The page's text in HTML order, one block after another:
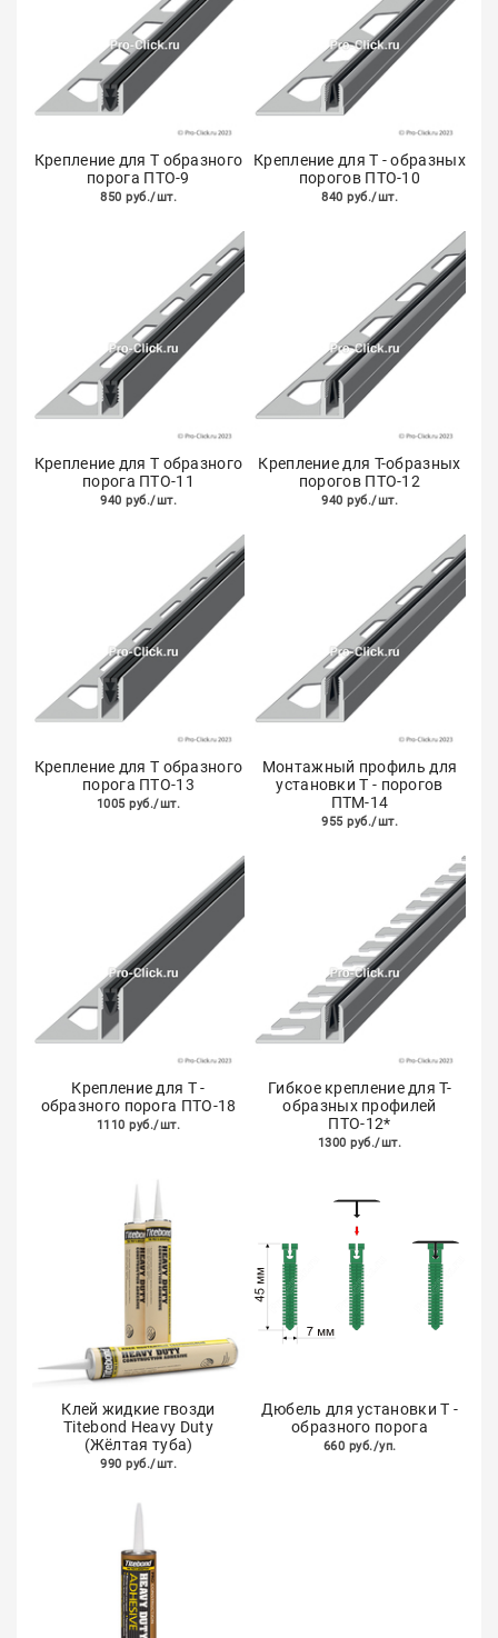
Крепление для Т образного
порога ПТО-9
850 руб./шт.
Крепление для Т - образных
порогов ПТО-10
840 руб./шт.
Крепление для Т образного
порога ПТО-11
940 руб./шт.
Крепление для Т-образных
порогов ПТО-12
940 руб./шт.
Крепление для Т образного
порога ПТО-13
1005 руб./шт.
Монтажный профиль для
установки Т - порогов
ПТМ-14
955 руб./шт.
Крепление для Т -
образного порога ПТО-18
1110 руб./шт.
Гибкое крепление для Т-
образных профилей
ПТО-12*
1300 руб./шт.
Клей жидкие гвозди
Titebond Heavy Duty
(Жёлтая туба)
990 руб./шт.
Дюбель для установки Т -
образного порога
660 руб./уп.